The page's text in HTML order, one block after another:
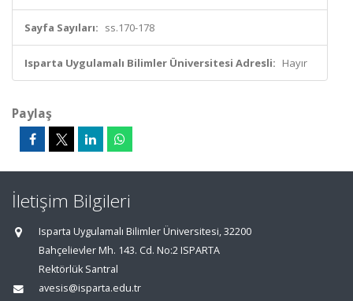
Sayfa Sayıları: ss.170-178
Isparta Uygulamalı Bilimler Üniversitesi Adresli: Hayır
Paylaş
İletişim Bilgileri
Isparta Uygulamalı Bilimler Üniversitesi, 32200
Bahçelievler Mh. 143. Cd. No:2 ISPARTA
Rektörlük Santral
avesis@isparta.edu.tr